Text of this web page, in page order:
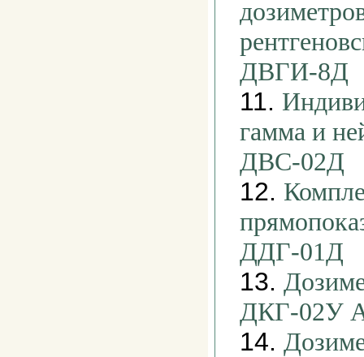
ДВГИ-8Д
11.
гамма и
ДВС-02Д
12.
ДДГ-01Д
13.
ДКГ-02У
14.